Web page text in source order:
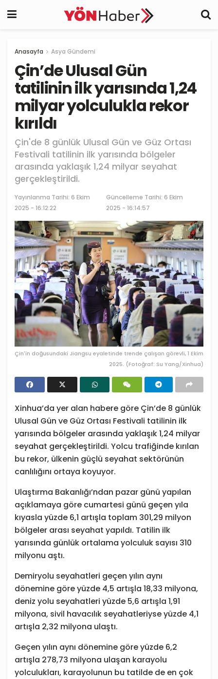
Anasayfa Asya Gündemi
Çin’de Ulusal Gün
tatilinin ilk yarısında 1,24
milyar yolculukla rekor
kırıldı
Çin'de 8 günlük Ulusal Gün ve Güz Ortası
Festivali tatilinin ilk yarısında bölgeler
arasında yaklaşık 1,24 milyar seyahat
gerçekleştirildi.
Yayınlanma Tarihi: 6 Ekim
2025 - 16:12:22
Güncelleme Tarihi: 6 Ekim
2025 - 16:14:57
Çin'in doğusundaki Jiangsu eyaletinde trende çalışan görevli, 1 Ekim
2025. (Fotoğraf: Su Yang/Xinhua)
Xinhua’da yer alan habere göre Çin’de 8 günlük
Ulusal Gün ve Güz Ortası Festivali tatilinin ilk
yarısında bölgeler arasında yaklaşık 1,24 milyar
seyahat gerçekleştirildi. Yolcu trafiğinde kırılan
bu rekor, ülkenin güçlü seyahat sektörünün
canlılığını ortaya koyuyor.
Ulaştırma Bakanlığı’ndan pazar günü yapılan
açıklamaya göre cumartesi günü geçen yıla
kıyasla yüzde 6,1 artışla toplam 301,29 milyon
bölgeler arası seyahat yapıldı. Tatilin ilk
yarısında günlük ortalama yolculuk sayısı 310
milyonu aştı.
Demiryolu seyahatleri geçen yılın aynı
dönemine göre yüzde 4,5 artışla 18,33 milyona,
deniz yolu seyahatleri yüzde 5,6 artışla 1,91
milyona, sivil havacılık seyahatleriyse yüzde 4,1
artışla 2,32 milyona ulaştı.
Geçen yılın aynı dönemine göre yüzde 6,2
artışla 278,73 milyona ulaşan karayolu
yolculukları, karayolunun bu tatilde de en çok